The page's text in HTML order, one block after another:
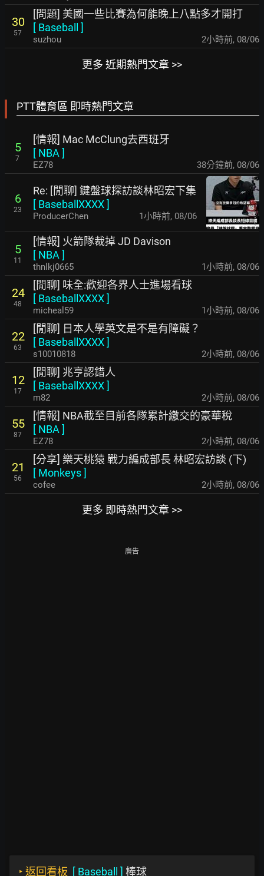
30
57
[問題] 美國一些比賽為何能晚上八點多才開打
[ Baseball ]
suzhou 2小時前, 08/06
更多 近期熱門文章 >>
PTT體育區 即時熱門文章
5
7
[情報] Mac McClung去西班牙
[ NBA]
EZ78 38分鐘前, 08/06
6
23
Re: [閒聊] 鍵盤球探訪談林昭宏下集
[ BaseballXXXX]
ProducerChen 1小時前, 08/06
5
11
[情報] 火箭隊裁掉 JD Davison
[ NBA]
thnlkj0665 1小時前, 08/06
24
48
[閒聊] 味全:歡迎各界人士進場看球
[ BaseballXXXX]
micheal59 2小時前, 08/06
22
63
[閒聊] 日本人學英文是不是有障礙？
[ BaseballXXXX]
s10010818 2小時前, 08/06
12
17
[閒聊] 兆亨認錯人
[ BaseballXXXX]
m82 2小時前, 08/06
55
87
[情報] NBA截至目前各隊累計繳交的豪華稅
[ NBA]
EZ78 2小時前, 08/06
21
56
[分享] 樂天桃猿 戰力編成部長 林昭宏訪談 (下)
[ Monkeys]
cofee 2小時前, 08/06
更多 即時熱門文章 >>
廣告
‣ 返回看板 [ Baseball ] 棒球